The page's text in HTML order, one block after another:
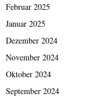
Februar 2025
Januar 2025
Dezember 2024
November 2024
Oktober 2024
September 2024